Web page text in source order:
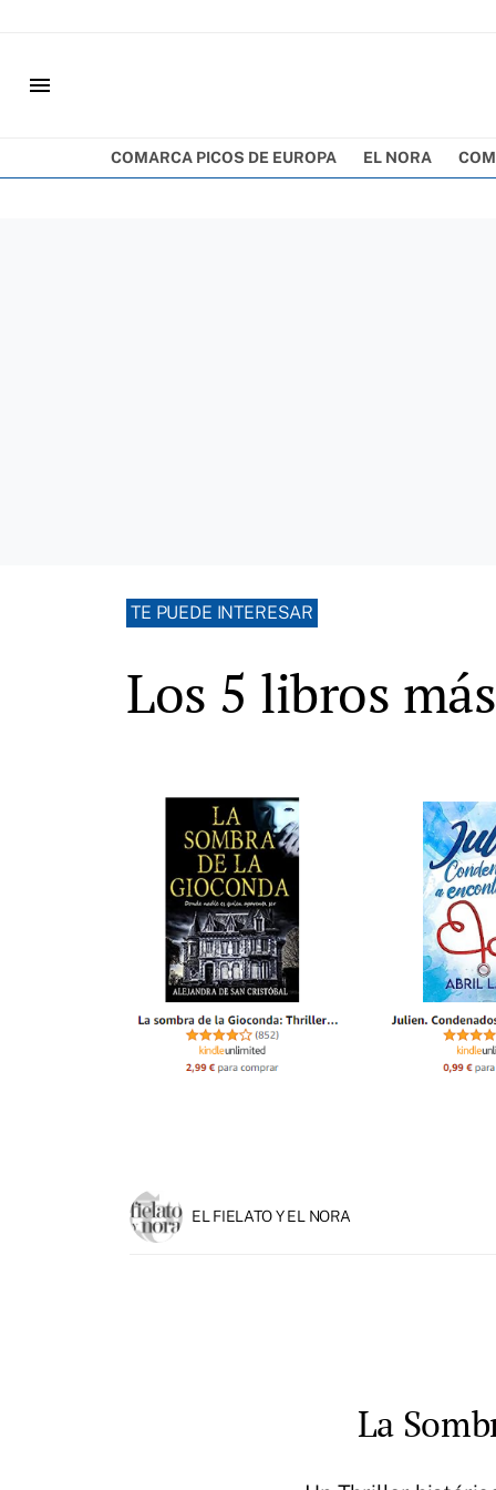
menu
COMARCA PICOS DE EUROPA EL NORA
TE PUEDE INTERESAR
Los 5 libros
EL FIELATO Y EL NORA
La